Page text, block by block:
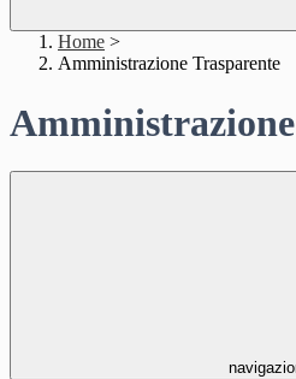
Home >
Amministrazione Trasparente